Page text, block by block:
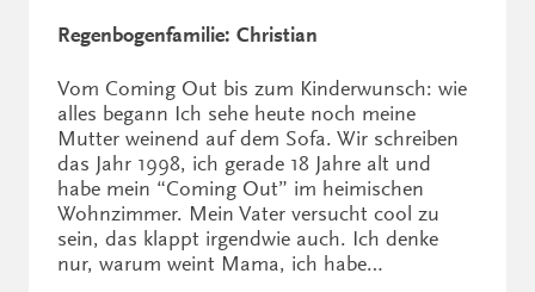
Regenbogenfamilie: Christian
Vom Coming Out bis zum Kinderwunsch: wie
alles begann Ich sehe heute noch meine
Mutter weinend auf dem Sofa. Wir schreiben
das Jahr 1998, ich gerade 18 Jahre alt und
habe mein “Coming Out” im heimischen
Wohnzimmer. Mein Vater versucht cool zu
sein, das klappt irgendwie auch. Ich denke
nur, warum weint Mama, ich habe…